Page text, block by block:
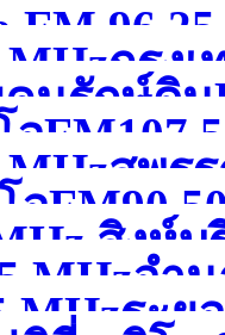
MHzกรุง
คร )
นรักษ์ดิน
อ
MHzสุพร
โอ
สิงห์บุ
MHzอำ
MHzระย